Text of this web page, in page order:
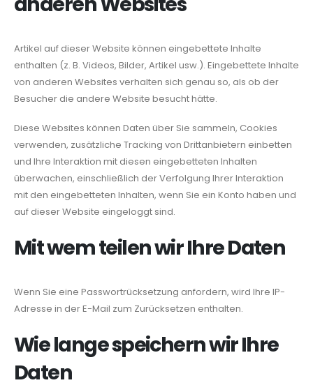
Artikel auf dieser Website können eingebettete Inhalte
enthalten (z. B. Videos, Bilder, Artikel usw.). Eingebettete Inhalte
von anderen Websites verhalten sich genau so, als ob der
Besucher die andere Website besucht hätte.
Diese Websites können Daten über Sie sammeln, Cookies
verwenden, zusätzliche Tracking von Drittanbietern einbetten
und Ihre Interaktion mit diesen eingebetteten Inhalten
überwachen, einschließlich der Verfolgung Ihrer Interaktion
mit den eingebetteten Inhalten, wenn Sie ein Konto haben und
auf dieser Website eingeloggt sind.
Mit wem teilen wir Ihre Daten
Wenn Sie eine Passwortrücksetzung anfordern, wird Ihre IP-
Adresse in der E-Mail zum Zurücksetzen enthalten.
Wie lange speichern wir Ihre
Daten